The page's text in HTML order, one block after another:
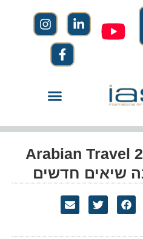
יריד התיירות 2023 Arabian Travel